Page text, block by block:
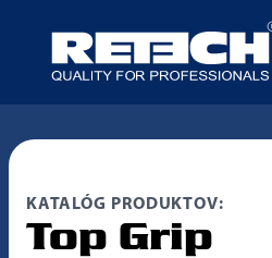
KATALÓG PRODUKTOV:
Top Grip